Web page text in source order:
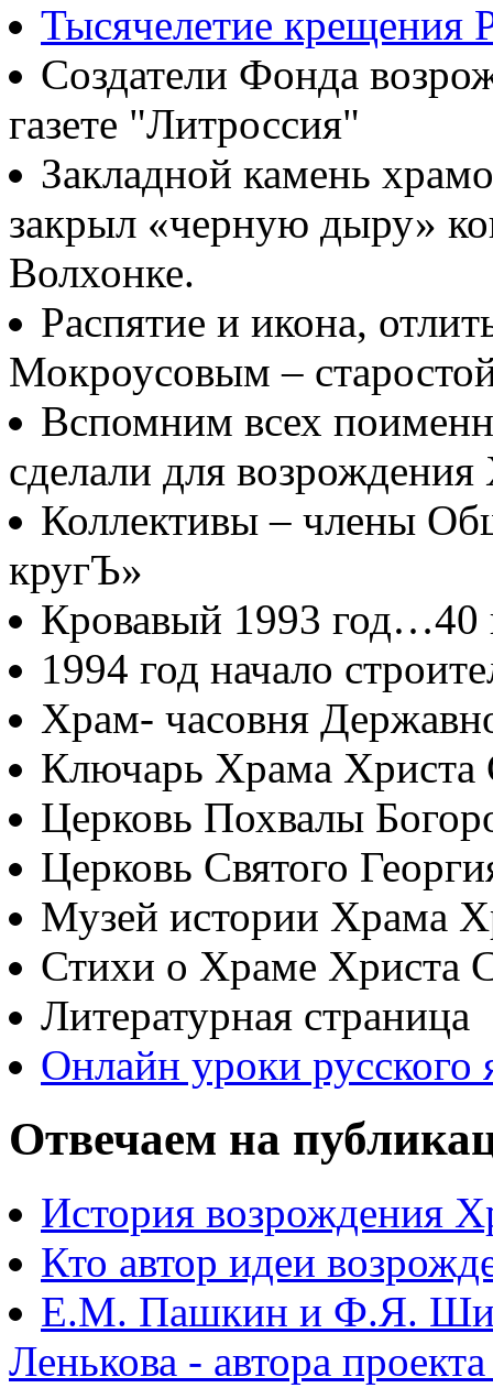
Тысячелетие крещения
Создатели Фонда
газете "Литроссия"
Закладной камень
закрыл «черную дыру»
Волхонке.
Распятие и икона,
Мокроусовым –
Вспомним всех
сделали для
Коллективы – члены
кругЪ»
Кровавый 1993
1994 год начало
Храм- часовня
Ключарь Храма Христа
Церковь Похвалы
Церковь Святого
Музей истории Храма
Стихи о Храме Христа
Литературная страница
Онлайн уроки русского
Отвечаем на
История возрождения
Кто автор идеи
Е.М. Пашкин и Ф.Я.
Ленькова - автора